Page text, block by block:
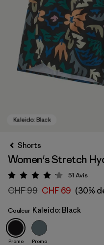
Kaleido: Black
Shorts
Women's Stretch
Évaluation: 4.1 / 5
51 Avis
CHF 99 CHF 69 (30%
Couleur Kaleido: Black
Promo Promo